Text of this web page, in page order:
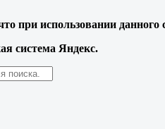
при использовании
система Яндекс.